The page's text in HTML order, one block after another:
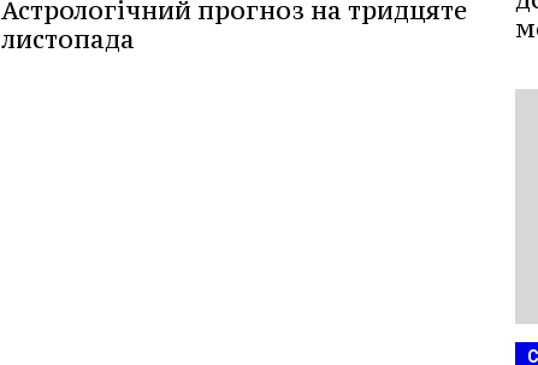
Астрологічний прогноз на тридцяте
листопада